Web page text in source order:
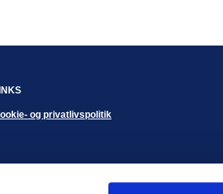
og privatlivspolitik